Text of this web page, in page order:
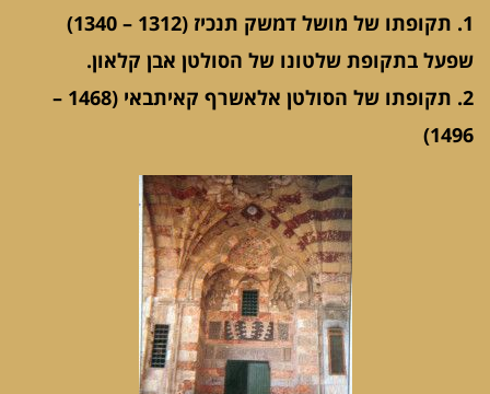
1. תקופתו של מושל דמשק תנכיז (1312 – 1340)
שפעל בתקופת שלטונו של הסולטן אבן קלאון.
2. תקופתו של הסולטן אלאשרף קאיתבאי (1468 –
1496)